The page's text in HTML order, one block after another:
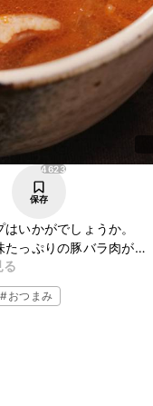
4623
保存
いかがでしょうか。
っぷりの豚バラ肉がと
非お試しくださいね。
る
#おつまみ